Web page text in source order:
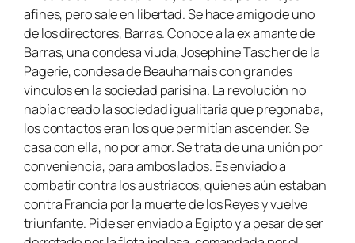
afines, pero sale en libertad. Se hace amigo de uno
de los directores, Barras. Conoce a la ex amante de
Barras, una condesa viuda, Josephine Tascher de la
Pagerie, condesa de Beauharnais con grandes
vínculos en la sociedad parisina. La revolución no
había creado la sociedad igualitaria que pregonaba,
los contactos eran los que permitían ascender. Se
casa con ella, no por amor. Se trata de una unión por
conveniencia, para ambos lados. Es enviado a
combatir contra los austriacos, quienes aún estaban
contra Francia por la muerte de los Reyes y vuelve
triunfante. Pide ser enviado a Egipto y a pesar de ser